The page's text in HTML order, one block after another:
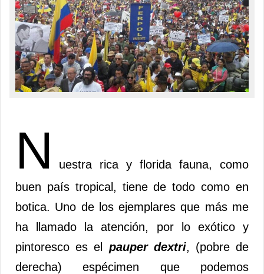
N
uestra rica y florida fauna, como
buen país tropical, tiene de todo como en
botica. Uno de los ejemplares que más me
ha llamado la atención, por lo exótico y
pintoresco es el pauper dextri, (pobre de
derecha) espécimen que podemos